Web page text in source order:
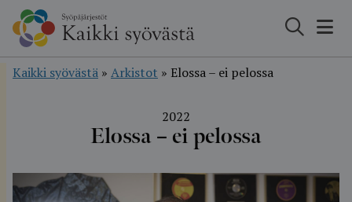
Hyppää
sisältöön
Kaikki syövästä » Arkistot » Elossa – ei pelossa
2022
Elossa – ei pelossa